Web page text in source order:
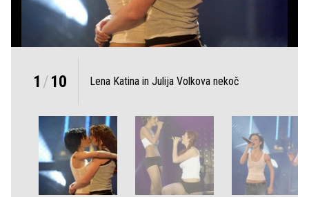
1 /10 Lena Katina in Julija Volkova nekoč